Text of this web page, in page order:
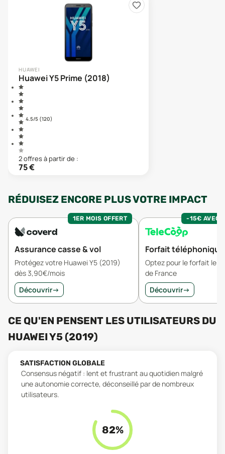
HUAWEI
Huawei Y5 Prime (2018)
4.5/5 (120)
2offresà partir de :
75€
RÉDUISEZ ENCORE PLUS VOTRE IMPACT
1ER MOIS OFFERT
Assurance casse & vol
Protégez votre Huawei Y5 (2019)
dès 3,90€/mois
Découvrir→
-15€ AVEC
Forfait téléphonique
Optez pour le forfait le
de France
Découvrir→
CE QU'EN PENSENT LES UTILISATEURS DU
HUAWEI Y5 (2019)
SATISFACTION GLOBALE
Consensus négatif : lent et frustrant au quotidien malgré
une autonomie correcte, déconseillé par de nombreux
utilisateurs.
82%